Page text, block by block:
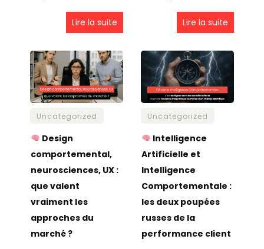
Lire la suite Lire la suite
Uncategorized
Design
comportemental,
neurosciences, UX :
que valent
vraiment les
approches du
marché ?
Uncategorized
Intelligence
Artificielle et
Intelligence
Comportementale :
les deux poupées
russes de la
performance client